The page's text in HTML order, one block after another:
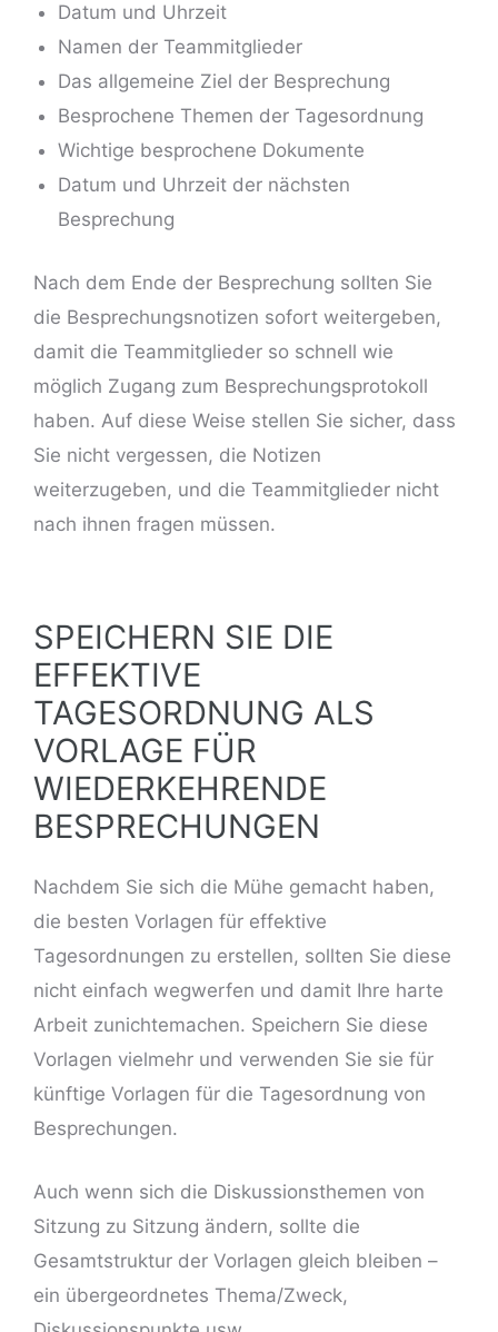
Datum und Uhrzeit
Namen der Teammitglieder
Das allgemeine Ziel der Besprechung
Besprochene Themen der Tagesordnung
Wichtige besprochene Dokumente
Datum und Uhrzeit der nächsten
Besprechung
Nach dem Ende der Besprechung sollten Sie
die Besprechungsnotizen sofort weitergeben,
damit die Teammitglieder so schnell wie
möglich Zugang zum Besprechungsprotokoll
haben. Auf diese Weise stellen Sie sicher, dass
Sie nicht vergessen, die Notizen
weiterzugeben, und die Teammitglieder nicht
nach ihnen fragen müssen.
SPEICHERN SIE DIE
EFFEKTIVE
TAGESORDNUNG ALS
VORLAGE FÜR
WIEDERKEHRENDE
BESPRECHUNGEN
Nachdem Sie sich die Mühe gemacht haben,
die besten Vorlagen für effektive
Tagesordnungen zu erstellen, sollten Sie diese
nicht einfach wegwerfen und damit Ihre harte
Arbeit zunichtemachen. Speichern Sie diese
Vorlagen vielmehr und verwenden Sie sie für
künftige Vorlagen für die Tagesordnung von
Besprechungen.
Auch wenn sich die Diskussionsthemen von
Sitzung zu Sitzung ändern, sollte die
Gesamtstruktur der Vorlagen gleich bleiben –
ein übergeordnetes Thema/Zweck,